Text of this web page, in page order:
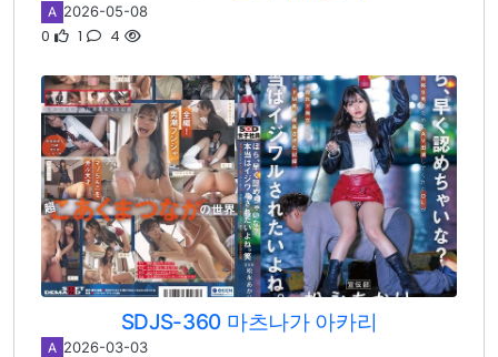
A 2026-05-08
0 1 4
SDJS-360 마츠나가 아카리
A 2026-03-03